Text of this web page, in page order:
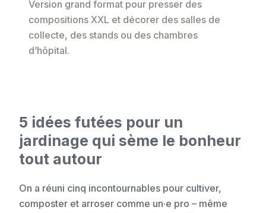
Version grand format pour presser des
compositions XXL et décorer des salles de
collecte, des stands ou des chambres
d’hôpital.
5 idées futées pour un
jardinage qui sème le bonheur
tout autour
On a réuni cinq incontournables pour cultiver,
composter et arroser comme un·e pro – même